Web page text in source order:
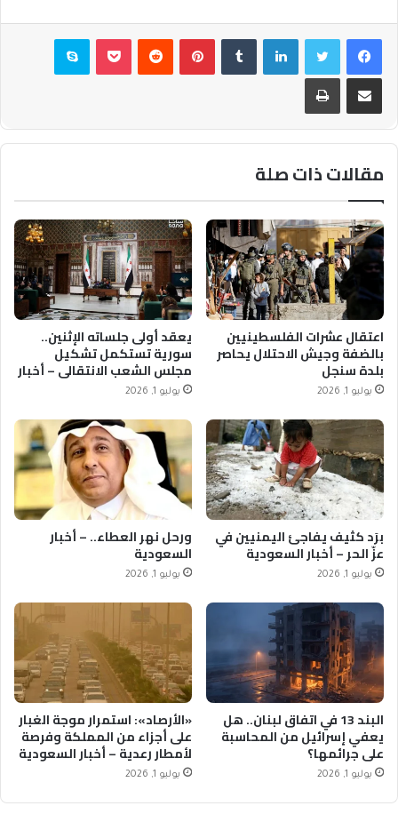
فيسبوكتويتر لينكدإن بينتيريست بوكيت سكايب
مشاركة عبر البريد طباعة
مقالات ذات صلة
اعتقال عشرات الفلسطينيين
بالضفة وجيش الاحتلال يحاصر
بلدة سنجل
يوليو 1, 2026
يعقد أولى جلساته الإثنين..
سورية تستكمل تشكيل
مجلس الشعب الانتقالي – أخبار
السعودية
يوليو 1, 2026
برَد كثيف يفاجئ اليمنيين في
عزّ الحر – أخبار السعودية
يوليو 1, 2026
ورحل نهر العطاء.. – أخبار
السعودية
يوليو 1, 2026
البند 13 في اتفاق لبنان.. هل
يعفي إسرائيل من المحاسبة
على جرائمها؟
يوليو 1, 2026
«الأرصاد»: استمرار موجة الغبار
على أجزاء من المملكة وفرصة
لأمطار رعدية – أخبار السعودية
يوليو 1, 2026